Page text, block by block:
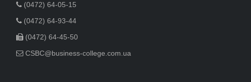
(0472) 64-05-15
(0472) 64-93-44
(0472) 64-45-50
CSBC@business-college.com.ua